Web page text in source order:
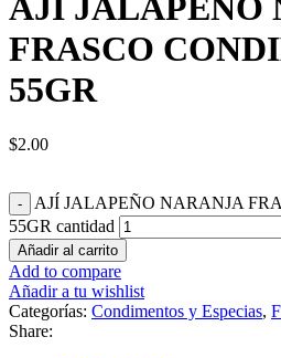
AJÍ JALAPEÑO
FRASCO
55GR
$2.00
AJÍ JALAPEÑO NARANJA
55GR cantidad
Añadir al carrito
Add to compare
Añadir a tu wishlist
Categorías: Condimentos y Especias,
Share: